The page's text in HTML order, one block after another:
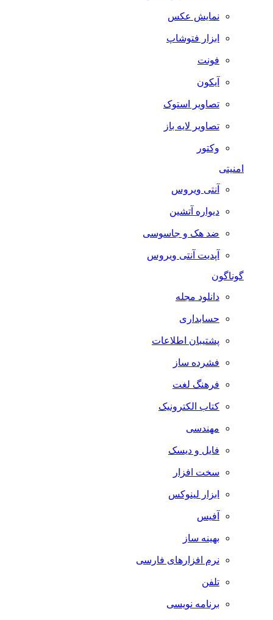
نمایش عکس
ابزار فتوشاپ
فونت
آیکون
تصاویر استوک
تصاویر لایه باز
وکتور
امنیتی
آنتی ویروس
دیواره آتشین
ضد هک و جاسوسی
آپدیت آنتی ویروس
گوناگون
دانلود مجله
حسابداری
پشتیبان اطلاعات
فشرده ساز
فرهنگ لغت
کتاب الکترونیک
مهندسی
فایل و دیسک
سخت افزار
ابزار لینوکس
آفیس
بهینه ساز
نرم افزارهای فارسی
تلفن
برنامه نویسی